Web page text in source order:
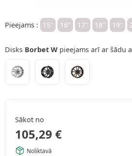
Pieejams : 15" 16" 17" 18" 19"
Disks Borbet W pieejams arī ar šādu
Sākot no
105,29 €
Noliktavā